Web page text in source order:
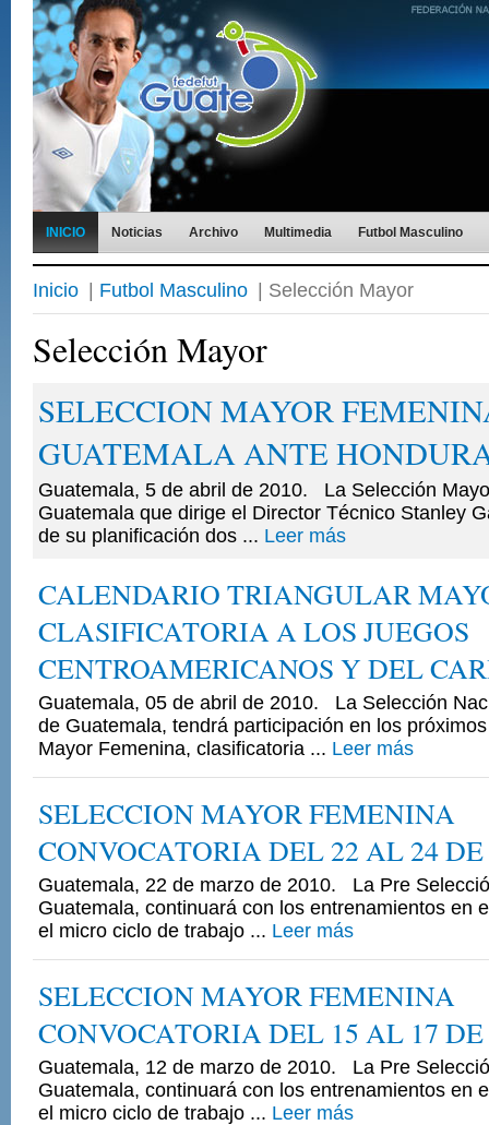
INICIO Noticias Archivo Multimedia Futbol Masculino
Inicio Futbol Masculino | Selección Mayor
Selección Mayor
SELECCION MAYOR
GUATEMALA ANTE
Guatemala, 5 de abril de 2010. La Selección
Guatemala que dirige el Director Técnico Stanley
de su planificación dos ... Leer más
CALENDARIO TRIANGULAR
CLASIFICATORIA A LOS JUEGOS
CENTROAMERICANOS Y DEL
Guatemala, 05 de abril de 2010. La Selección
de Guatemala, tendrá participación en los
Mayor Femenina, clasificatoria ... Leer más
SELECCION MAYOR FEMENINA
CONVOCATORIA DEL 22 AL 24
Guatemala, 22 de marzo de 2010. La Pre
Guatemala, continuará con los entrenamientos en
el micro ciclo de trabajo ... Leer más
SELECCION MAYOR FEMENINA
CONVOCATORIA DEL 15 AL 17
Guatemala, 12 de marzo de 2010. La Pre
Guatemala, continuará con los entrenamientos en
el micro ciclo de trabajo ... Leer más